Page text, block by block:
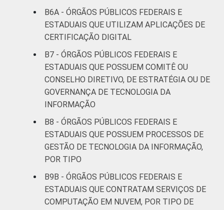
B6A - ÓRGÃOS PÚBLICOS FEDERAIS E
ESTADUAIS QUE UTILIZAM APLICAÇÕES DE
CERTIFICAÇÃO DIGITAL
B7 - ÓRGÃOS PÚBLICOS FEDERAIS E
ESTADUAIS QUE POSSUEM COMITÊ OU
CONSELHO DIRETIVO, DE ESTRATÉGIA OU DE
GOVERNANÇA DE TECNOLOGIA DA
INFORMAÇÃO
B8 - ÓRGÃOS PÚBLICOS FEDERAIS E
ESTADUAIS QUE POSSUEM PROCESSOS DE
GESTÃO DE TECNOLOGIA DA INFORMAÇÃO,
POR TIPO
B9B - ÓRGÃOS PÚBLICOS FEDERAIS E
ESTADUAIS QUE CONTRATAM SERVIÇOS DE
COMPUTAÇÃO EM NUVEM, POR TIPO DE